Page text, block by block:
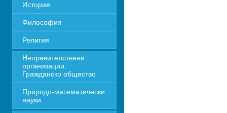
История
Философия
Религия
Неправителствени
организации.
Гражданско общество
Природо-математически
науки